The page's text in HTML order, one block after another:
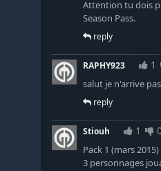
Attention tu dois
Season Pass.
reply
RAPHY923 1
salut je n'arrive
reply
Stiouh 1
Pack 1 (mars 2015)
3 personnages